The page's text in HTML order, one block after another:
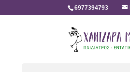
6977394793